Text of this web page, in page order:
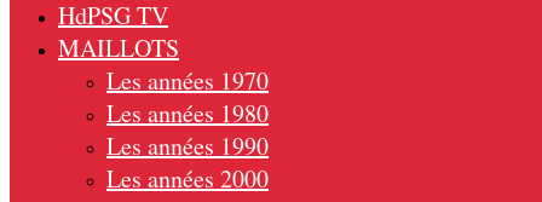
HdPSG TV
MAILLOTS
Les années 1970
Les années 1980
Les années 1990
Les années 2000